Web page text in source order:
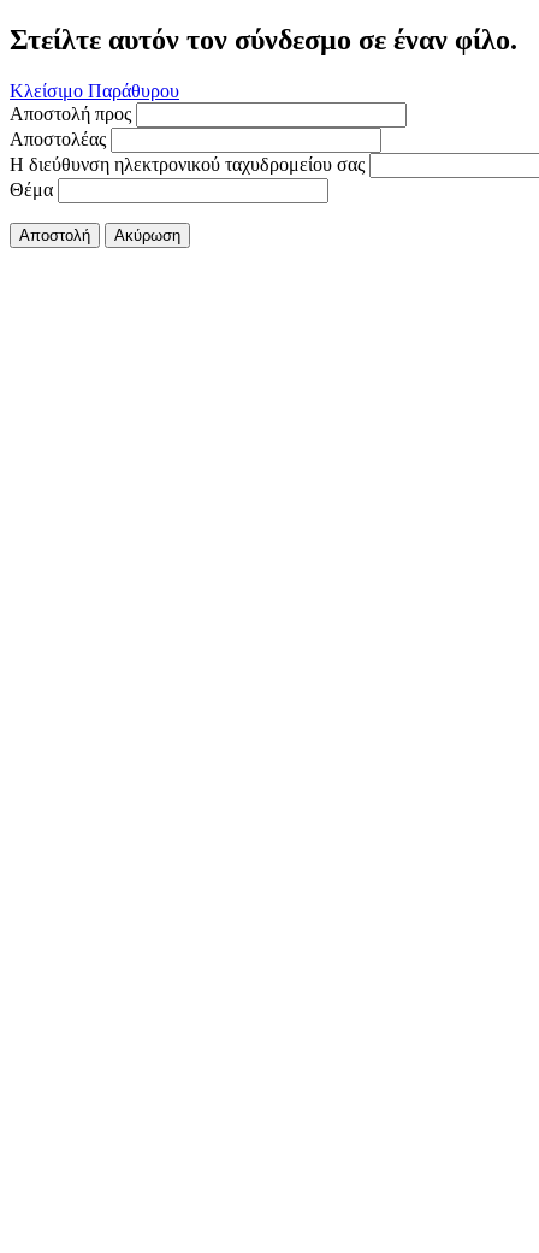
Στείλτε αυτόν τον σύνδεσμο σε έναν φίλο.
Κλείσιμο Παράθυρου
Αποστολή προς
Αποστολέας
Η διεύθυνση ηλεκτρονικού ταχυδρομείου σας
Θέμα
Αποστολή Ακύρωση